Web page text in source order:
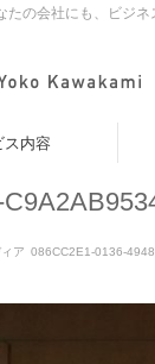
の会社にも、ビジ
ス内容
ィア 086CC2E1-0136-